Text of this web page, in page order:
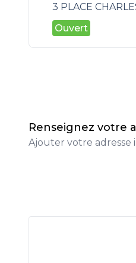
3 PLACE
Ouvert
Renseignez votre